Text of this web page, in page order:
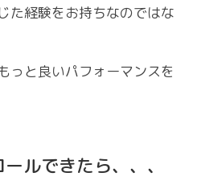
た経験をお持ちなのではな
っと良いパフォーマンスを
ルできたら、、、